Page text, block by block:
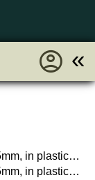
«
account_circle
Viti sepolte per rilegatura, fusto diametro 5mm, in plastica, BIANCO
Viti sepolte per rilegatura, fusto diametro 5mm, in plastica, NERO